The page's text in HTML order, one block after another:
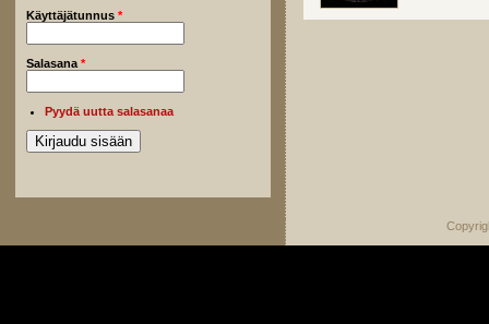
Käyttäjätunnus *
Salasana *
Pyydä uutta salasanaa